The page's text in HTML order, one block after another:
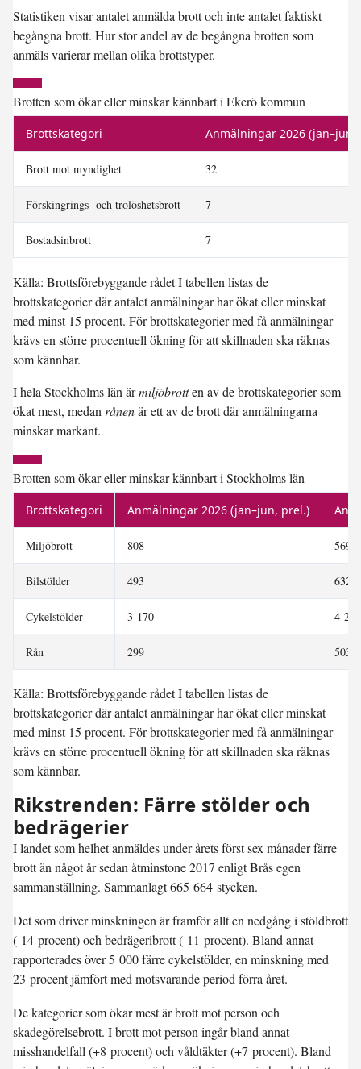
Statistiken visar antalet anmälda brott och inte antalet faktiskt
begångna brott. Hur stor andel av de begångna brotten som
anmäls varierar mellan olika brottstyper.
Brotten som ökar eller minskar kännbart i Ekerö kommun
Brottskategori Anmälningar 2026 (jan–jun,
Brott mot myndighet 32
Förskingrings- och trolöshetsbrott 7
Bostadsinbrott 7
Källa: Brottsförebyggande rådet I tabellen listas de
brottskategorier där antalet anmälningar har ökat eller minskat
med minst 15 procent. För brottskategorier med få anmälningar
krävs en större procentuell ökning för att skillnaden ska räknas
som kännbar.
I hela Stockholms län ärmiljöbrotten av de brottskategorier som
ökat mest, medan rånenär ett av de brott där anmälningarna
minskar markant.
Brotten som ökar eller minskar kännbart i Stockholms län
Brottskategori Anmälningar 2026 (jan–jun, prel.)
Miljöbrott 808 569
Bilstölder 493 632
Cykelstölder 3 170 4 210
Rån 299 503
Källa: Brottsförebyggande rådet I tabellen listas de
brottskategorier där antalet anmälningar har ökat eller minskat
med minst 15 procent. För brottskategorier med få anmälningar
krävs en större procentuell ökning för att skillnaden ska räknas
som kännbar.
Rikstrenden: Färre stölder och
bedrägerier
I landet som helhet anmäldes under årets först sex månader färre
brott än något år sedan åtminstone 2017 enligt Brås egen
sammanställning. Sammanlagt 665 664 stycken.
Det som driver minskningen är framför allt en nedgång i stöldbrott
(-14 procent) och bedrägeribrott (-11 procent). Bland annat
rapporterades över 5 000 färre cykelstölder, en minskning med
23 procent jämfört med motsvarande period förra året.
De kategorier som ökar mest är brott mot person och
skadegörelsebrott. I brott mot person ingår bland annat
misshandelfall (+8 procent) och våldtäkter (+7 procent). Bland